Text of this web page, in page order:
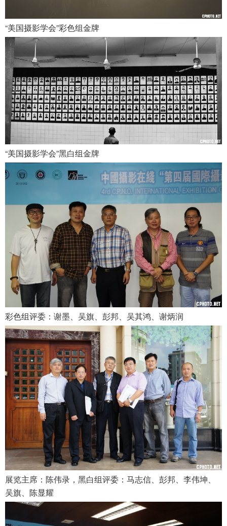
“美国摄影学会”彩色组金牌
“美国摄影学会”黑白组金牌
彩色组评委：谢墨、吴旗、彭邦、吴其鸿、谢炳润
展览主席：陈伟录，黑白组评委：马志信、彭邦、李伟坤、
吴旗、陈显耀